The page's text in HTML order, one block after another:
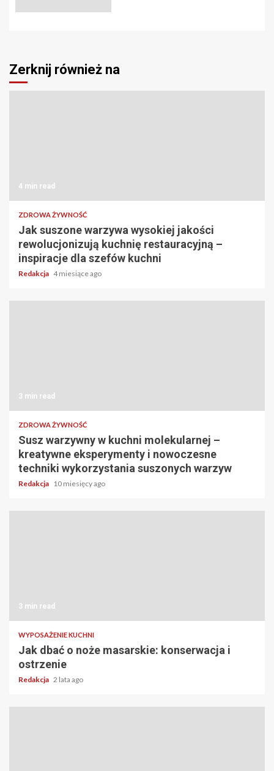
Zerknij również na
4 min read
ZDROWA ŻYWNOŚĆ
Jak suszone warzywa wysokiej jakości
rewolucjonizują kuchnię restauracyjną –
inspiracje dla szefów kuchni
Redakcja 4 miesiące ago
3 min read
ZDROWA ŻYWNOŚĆ
Susz warzywny w kuchni molekularnej –
kreatywne eksperymenty i nowoczesne
techniki wykorzystania suszonych warzyw
Redakcja 10 miesięcy ago
3 min read
WYPOSAŻENIE KUCHNI
Jak dbać o noże masarskie: konserwacja i
ostrzenie
Redakcja 2 lata ago